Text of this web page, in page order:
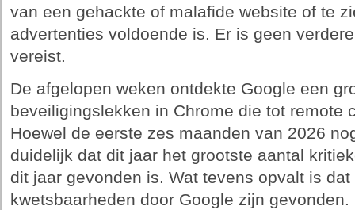
van een gehackte of malafide website of te
advertenties voldoende is. Er is geen
vereist.
De afgelopen weken ontdekte Google een
beveiligingslekken in Chrome die tot remote
Hoewel de eerste zes maanden van 2026
duidelijk dat dit jaar het grootste aantal
dit jaar gevonden is. Wat tevens opvalt is
kwetsbaarheden door Google zijn